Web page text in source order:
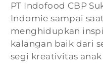
PT Indofood CBP
Indomie sampai
menghidupkan
kalangan baik dari
segi kreativitas